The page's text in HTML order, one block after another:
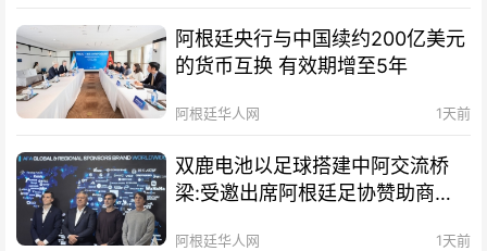
阿根廷央行与中国续约200亿美元
的货币互换 有效期增至5年
阿根廷华人网 1天前
双鹿电池以足球搭建中阿交流桥
梁:受邀出席阿根廷足协赞助商招
阿根廷华人网 1天前